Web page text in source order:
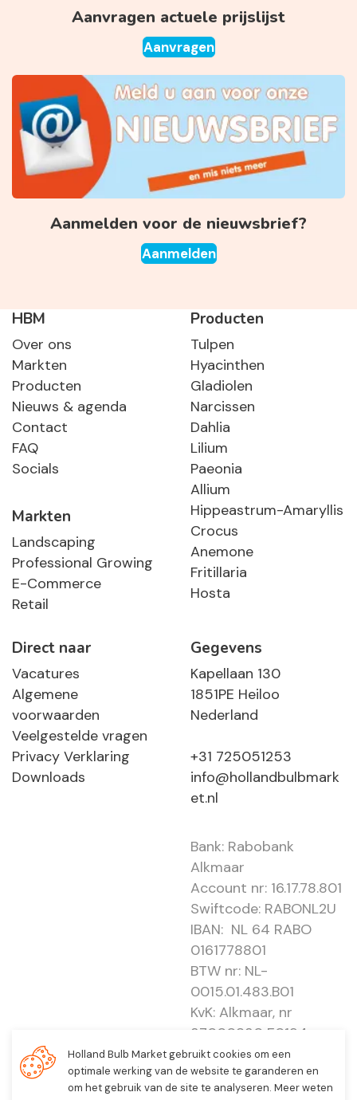
Aanvragen actuele prijslijst
Aanvragen
Aanmelden voor de nieuwsbrief?
Aanmelden
HBM
Over ons
Markten
Producten
Nieuws & agenda
Contact
FAQ
Socials
Markten
Landscaping
Professional Growing
E-Commerce
Retail
Producten
Tulpen
Hyacinthen
Gladiolen
Narcissen
Dahlia
Lilium
Paeonia
Allium
Hippeastrum-Amaryllis
Crocus
Anemone
Fritillaria
Hosta
Direct naar
Vacatures
Algemene
voorwaarden
Veelgestelde vragen
Privacy Verklaring
Downloads
Gegevens
Kapellaan 130
1851PE Heiloo
Nederland
+31 725051253
info@hollandbulbmark
et.nl
Bank: Rabobank
Alkmaar
Account nr: 16.17.78.801
Swiftcode: RABONL2U
IBAN: NL 64 RABO
0161778801
BTW nr: NL-
0015.01.483.B01
KvK: Alkmaar, nr
37000830 E0194 -
EBO 505
Holland Bulb Market gebruikt cookies om een
optimale werking van de website te garanderen en
om het gebruik van de site te analyseren. Meer weten